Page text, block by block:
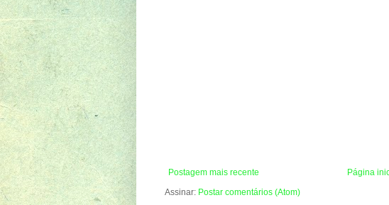
Postagem mais recente
Página
Assinar: Postar comentários (Atom)